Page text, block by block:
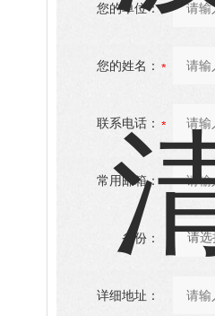
您的单位：
您的姓名：
联系电话：
常用邮箱：
省份：
详细地址：